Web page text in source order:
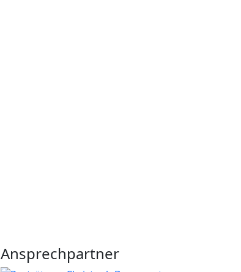
Ansprechpartner